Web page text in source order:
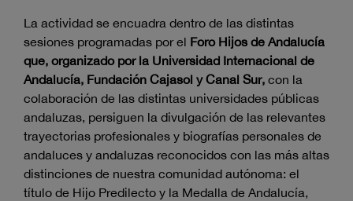
La actividad se encuadra dentro de las distintas
sesiones programadas por el Foro Hijos de Andalucía
que, organizado por la Universidad Internacional de
Andalucía, Fundación Cajasol y Canal Sur, con la
colaboración de las distintas universidades públicas
andaluzas, persiguen la divulgación de las relevantes
trayectorias profesionales y biografías personales de
andaluces y andaluzas reconocidos con las más altas
distinciones de nuestra comunidad autónoma: el
título de Hijo Predilecto y la Medalla de Andalucía,